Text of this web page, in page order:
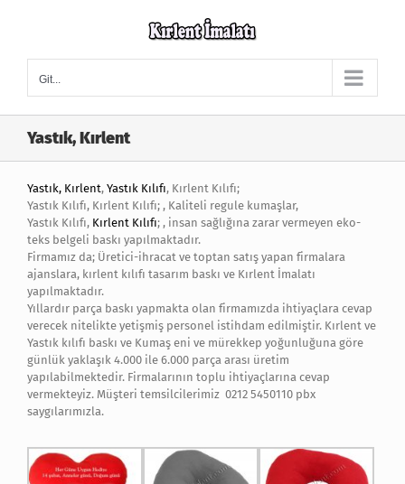
Git...
Yastık, Kırlent
Yastık, Kırlent, Yastık Kılıfı, Kırlent Kılıfı;
Yastık Kılıfı, Kırlent Kılıfı; , Kaliteli regule kumaşlar,
Yastık Kılıfı, Kırlent Kılıfı; , insan sağlığına zarar vermeyen eko-
teks belgeli baskı yapılmaktadır.
Firmamız da; Üretici-ihracat ve toptan satış yapan firmalara
ajanslara, kırlent kılıfı tasarım baskı ve Kırlent İmalatı
yapılmaktadır.
Yıllardır parça baskı yapmakta olan firmamızda ihtiyaçlara cevap
verecek nitelikte yetişmiş personel istihdam edilmiştir. Kırlent ve
Yastık kılıfı baskı ve Kumaş eni ve mürekkep yoğunluğuna göre
günlük yaklaşık 4.000 ile 6.000 parça arası üretim
yapılabilmektedir. Firmalarının toplu ihtiyaçlarına cevap
vermekteyiz. Müşteri temsilcilerimiz 0212 5450110 pbx
saygılarımızla.